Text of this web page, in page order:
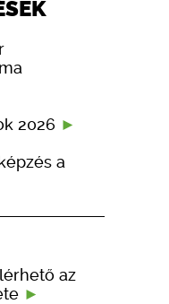
2026
a
az